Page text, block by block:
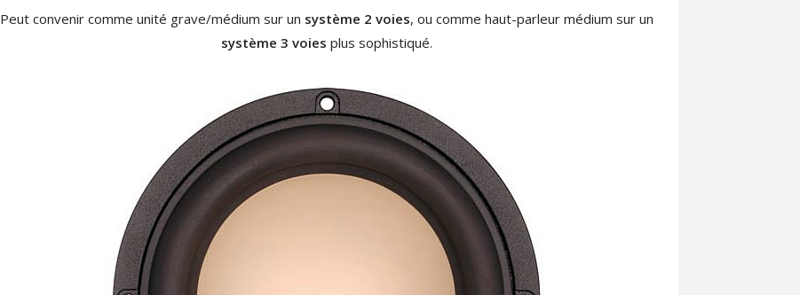
EVERSOLO DMP-A6 MASTER
LUXSIN X9 DAC Amplificateur
Peut convenir comme unité grave/médium sur un système 2 voies, ou comme haut-parleur médium sur un
système 3 voies plus sophistiqué.